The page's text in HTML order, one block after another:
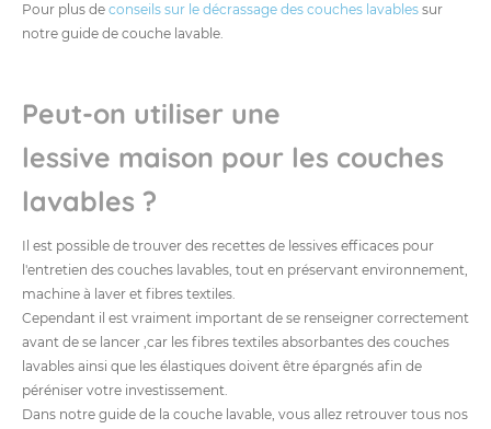
Pour plus de conseils sur le décrassage des couches lavables sur
notre guide de couche lavable.
Peut-on utiliser une
lessive maison pour les couches
lavables ?
Il est possible de trouver des recettes de lessives efficaces pour
l'entretien des couches lavables, tout en préservant environnement,
machine à laver et fibres textiles.
Cependant il est vraiment important de se renseigner correctement
avant de se lancer ,car les fibres textiles absorbantes des couches
lavables ainsi que les élastiques doivent être épargnés afin de
péréniser votre investissement.
Dans notre guide de la couche lavable, vous allez retrouver tous nos